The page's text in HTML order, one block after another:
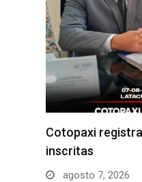
Cotopaxi
inscritas
agosto 7, 2026